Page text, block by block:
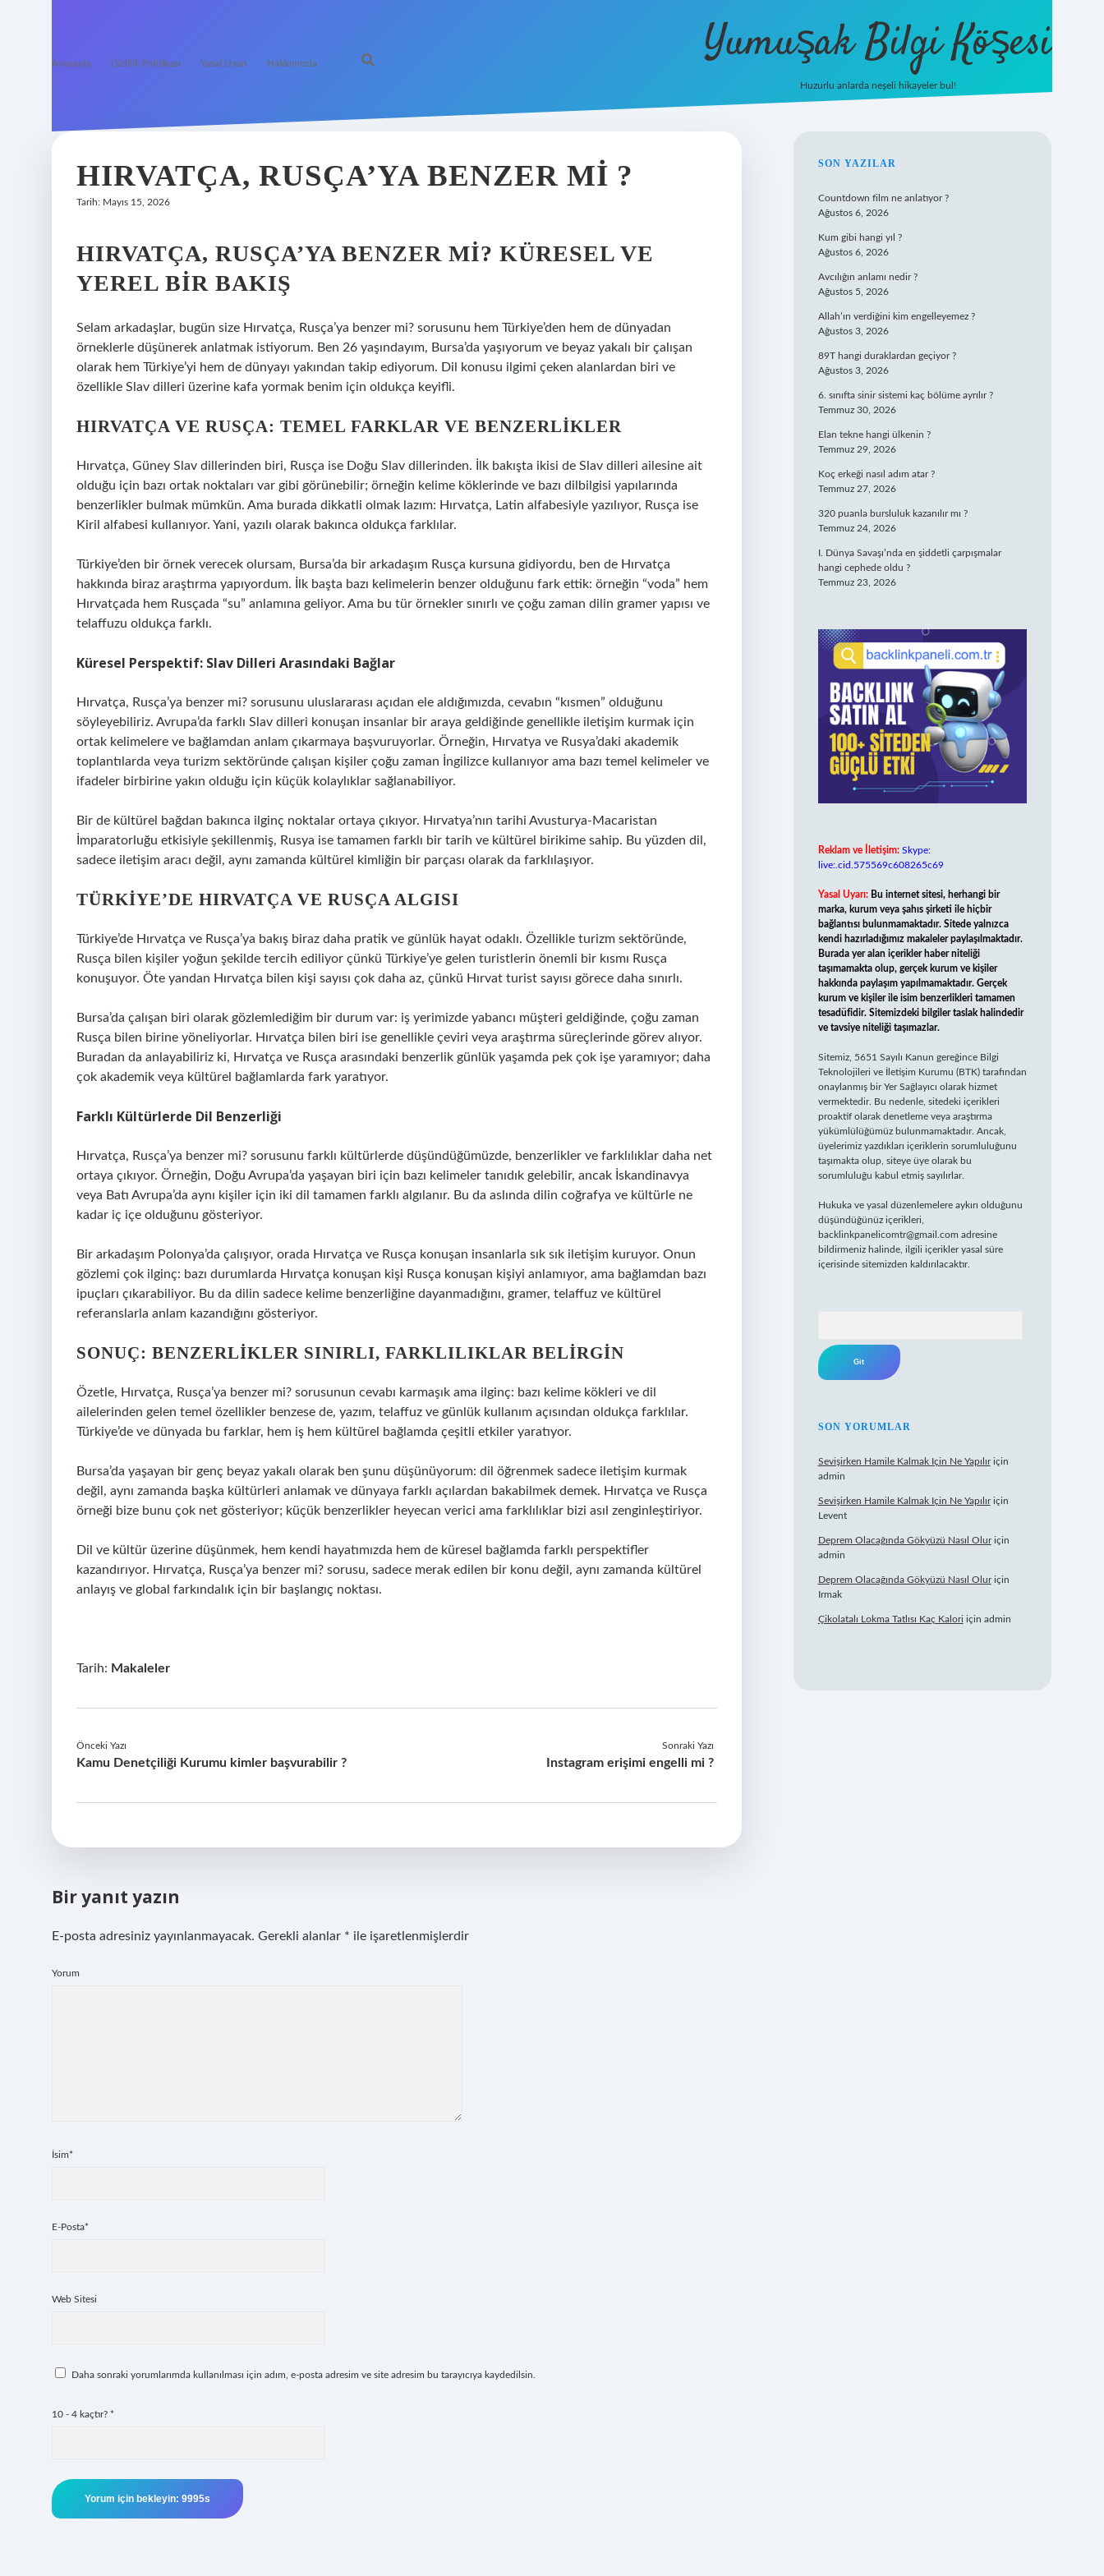
Anasayfa Gizlilik Politikası Yasal Uyarı Hakkımızda Yumuşak Bilgi Köşesi
Huzurlu anlarda neşeli hikayeler bul!
HIRVATÇA, RUSÇA’YA BENZER MI ?
Tarih: Mayıs 15, 2026
HIRVATÇA, RUSÇA’YA BENZER MI? KÜRESEL VE
YEREL BIR BAKIŞ
Selam arkadaşlar, bugün size Hırvatça, Rusça’ya benzer mi? sorusunu hem Türkiye’den hem de dünyadan
örneklerle düşünerek anlatmak istiyorum. Ben 26 yaşındayım, Bursa’da yaşıyorum ve beyaz yakalı bir çalışan
olarak hem Türkiye’yi hem de dünyayı yakından takip ediyorum. Dil konusu ilgimi çeken alanlardan biri ve
özellikle Slav dilleri üzerine kafa yormak benim için oldukça keyifli.
HIRVATÇA VE RUSÇA: TEMEL FARKLAR VE BENZERLIKLER
Hırvatça, Güney Slav dillerinden biri, Rusça ise Doğu Slav dillerinden. İlk bakışta ikisi de Slav dilleri ailesine ait
olduğu için bazı ortak noktaları var gibi görünebilir; örneğin kelime köklerinde ve bazı dilbilgisi yapılarında
benzerlikler bulmak mümkün. Ama burada dikkatli olmak lazım: Hırvatça, Latin alfabesiyle yazılıyor, Rusça ise
Kiril alfabesi kullanıyor. Yani, yazılı olarak bakınca oldukça farklılar.
Türkiye’den bir örnek verecek olursam, Bursa’da bir arkadaşım Rusça kursuna gidiyordu, ben de Hırvatça
hakkında biraz araştırma yapıyordum. İlk başta bazı kelimelerin benzer olduğunu fark ettik: örneğin “voda” hem
Hırvatçada hem Rusçada “su” anlamına geliyor. Ama bu tür örnekler sınırlı ve çoğu zaman dilin gramer yapısı ve
telaffuzu oldukça farklı.
Küresel Perspektif: Slav Dilleri Arasındaki Bağlar
Hırvatça, Rusça’ya benzer mi? sorusunu uluslararası açıdan ele aldığımızda, cevabın “kısmen” olduğunu
söyleyebiliriz. Avrupa’da farklı Slav dilleri konuşan insanlar bir araya geldiğinde genellikle iletişim kurmak için
ortak kelimelere ve bağlamdan anlam çıkarmaya başvuruyorlar. Örneğin, Hırvatya ve Rusya’daki akademik
toplantılarda veya turizm sektöründe çalışan kişiler çoğu zaman İngilizce kullanıyor ama bazı temel kelimeler ve
ifadeler birbirine yakın olduğu için küçük kolaylıklar sağlanabiliyor.
Bir de kültürel bağdan bakınca ilginç noktalar ortaya çıkıyor. Hırvatya’nın tarihi Avusturya-Macaristan
İmparatorluğu etkisiyle şekillenmiş, Rusya ise tamamen farklı bir tarih ve kültürel birikime sahip. Bu yüzden dil,
sadece iletişim aracı değil, aynı zamanda kültürel kimliğin bir parçası olarak da farklılaşıyor.
TÜRKIYE’DE HIRVATÇA VE RUSÇA ALGISI
Türkiye’de Hırvatça ve Rusça’ya bakış biraz daha pratik ve günlük hayat odaklı. Özellikle turizm sektöründe,
Rusça bilen kişiler yoğun şekilde tercih ediliyor çünkü Türkiye’ye gelen turistlerin önemli bir kısmı Rusça
konuşuyor. Öte yandan Hırvatça bilen kişi sayısı çok daha az, çünkü Hırvat turist sayısı görece daha sınırlı.
Bursa’da çalışan biri olarak gözlemlediğim bir durum var: iş yerimizde yabancı müşteri geldiğinde, çoğu zaman
Rusça bilen birine yöneliyorlar. Hırvatça bilen biri ise genellikle çeviri veya araştırma süreçlerinde görev alıyor.
Buradan da anlayabiliriz ki, Hırvatça ve Rusça arasındaki benzerlik günlük yaşamda pek çok işe yaramıyor; daha
çok akademik veya kültürel bağlamlarda fark yaratıyor.
Farklı Kültürlerde Dil Benzerliği
Hırvatça, Rusça’ya benzer mi? sorusunu farklı kültürlerde düşündüğümüzde, benzerlikler ve farklılıklar daha net
ortaya çıkıyor. Örneğin, Doğu Avrupa’da yaşayan biri için bazı kelimeler tanıdık gelebilir, ancak İskandinavya
veya Batı Avrupa’da aynı kişiler için iki dil tamamen farklı algılanır. Bu da aslında dilin coğrafya ve kültürle ne
kadar iç içe olduğunu gösteriyor.
Bir arkadaşım Polonya’da çalışıyor, orada Hırvatça ve Rusça konuşan insanlarla sık sık iletişim kuruyor. Onun
gözlemi çok ilginç: bazı durumlarda Hırvatça konuşan kişi Rusça konuşan kişiyi anlamıyor, ama bağlamdan bazı
ipuçları çıkarabiliyor. Bu da dilin sadece kelime benzerliğine dayanmadığını, gramer, telaffuz ve kültürel
referanslarla anlam kazandığını gösteriyor.
SONUÇ: BENZERLIKLER SINIRLI, FARKLILIKLAR BELIRGIN
Özetle, Hırvatça, Rusça’ya benzer mi? sorusunun cevabı karmaşık ama ilginç: bazı kelime kökleri ve dil
ailelerinden gelen temel özellikler benzese de, yazım, telaffuz ve günlük kullanım açısından oldukça farklılar.
Türkiye’de ve dünyada bu farklar, hem iş hem kültürel bağlamda çeşitli etkiler yaratıyor.
Bursa’da yaşayan bir genç beyaz yakalı olarak ben şunu düşünüyorum: dil öğrenmek sadece iletişim kurmak
değil, aynı zamanda başka kültürleri anlamak ve dünyaya farklı açılardan bakabilmek demek. Hırvatça ve Rusça
örneği bize bunu çok net gösteriyor; küçük benzerlikler heyecan verici ama farklılıklar bizi asıl zenginleştiriyor.
Dil ve kültür üzerine düşünmek, hem kendi hayatımızda hem de küresel bağlamda farklı perspektifler
kazandırıyor. Hırvatça, Rusça’ya benzer mi? sorusu, sadece merak edilen bir konu değil, aynı zamanda kültürel
anlayış ve global farkındalık için bir başlangıç noktası.
Tarih: Makaleler
Önceki Yazı
Kamu Denetçiliği Kurumu kimler başvurabilir ?
Sonraki Yazı
Instagram erişimi engelli mi ?
Bir yanıt yazın
E-posta adresiniz yayınlanmayacak. Gerekli alanlar * ile işaretlenmişlerdir
Yorum
İsim*
E-Posta*
Web Sitesi
Daha sonraki yorumlarımda kullanılması için adım, e-posta adresim ve site adresim bu tarayıcıya kaydedilsin.
10 - 4 kaçtır? *
SIDEBAR
SON YAZILAR
Countdown film ne anlatıyor ?
Ağustos 6, 2026
Kum gibi hangi yıl ?
Ağustos 6, 2026
Avcılığın anlamı nedir ?
Ağustos 5, 2026
Allah’ın verdiğini kim engelleyemez ?
Ağustos 3, 2026
89T hangi duraklardan geçiyor ?
Ağustos 3, 2026
6. sınıfta sinir sistemi kaç bölüme ayrılır ?
Temmuz 30, 2026
Elan tekne hangi ülkenin ?
Temmuz 29, 2026
Koç erkeği nasıl adım atar ?
Temmuz 27, 2026
320 puanla bursluluk kazanılır mı ?
Temmuz 24, 2026
I. Dünya Savaşı’nda en şiddetli çarpışmalar
hangi cephede oldu ?
Temmuz 23, 2026
Reklam ve İletişim: Skype:
live:.cid.575569c608265c69
Yasal Uyarı: Bu internet sitesi, herhangi bir
marka, kurum veya şahıs şirketi ile hiçbir
bağlantısı bulunmamaktadır. Sitede yalnızca
kendi hazırladığımız makaleler paylaşılmaktadır.
Burada yer alan içerikler haber niteliği
taşımamakta olup, gerçek kurum ve kişiler
hakkında paylaşım yapılmamaktadır. Gerçek
kurum ve kişiler ile isim benzerlikleri tamamen
tesadüfidir. Sitemizdeki bilgiler taslak halindedir
ve tavsiye niteliği taşımazlar.
Sitemiz, 5651 Sayılı Kanun gereğince Bilgi
Teknolojileri ve İletişim Kurumu (BTK) tarafından
onaylanmış bir Yer Sağlayıcı olarak hizmet
vermektedir. Bu nedenle, sitedeki içerikleri
proaktif olarak denetleme veya araştırma
yükümlülüğümüz bulunmamaktadır. Ancak,
üyelerimiz yazdıkları içeriklerin sorumluluğunu
taşımakta olup, siteye üye olarak bu
sorumluluğu kabul etmiş sayılırlar.
Hukuka ve yasal düzenlemelere aykırı olduğunu
düşündüğünüz içerikleri,
backlinkpanelicomtr@gmail.com adresine
bildirmeniz halinde, ilgili içerikler yasal süre
içerisinde sitemizden kaldırılacaktır.
SON YORUMLAR
Sevişirken Hamile Kalmak Için Ne Yapılıriçin
admin
Sevişirken Hamile Kalmak Için Ne Yapılıriçin
Levent
Deprem Olacağında Gökyüzü Nasıl Oluriçin
admin
Deprem Olacağında Gökyüzü Nasıl Oluriçin
Irmak
Çikolatalı Lokma Tatlısı Kaç Kalori için admin